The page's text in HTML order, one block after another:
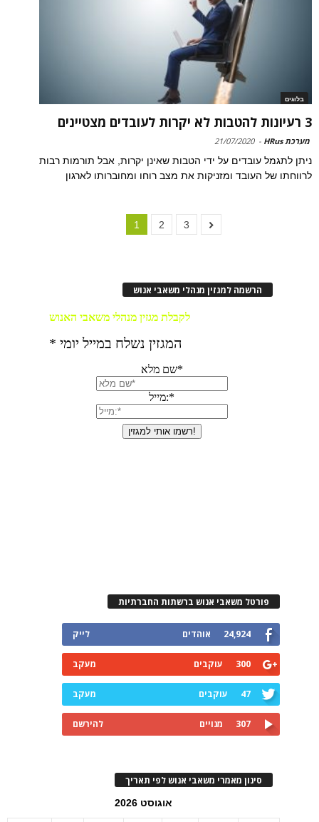
בלוגים
3 רעיונות להטבות לא יקרות לעובדים מצטיינים
מערכת HRus -
21/07/2020
ניתן לתגמל עובדים על ידי הטבות שאינן יקרות, אבל תורמות רבות
לרווחתו של העובד ומזניקות את מצב רוחו ומחוברותו לארגון
1 2 3
הרשמה למגזין מנהלי משאבי אנוש
פורטל משאבי אנוש ברשתות החברתיות
24,924 אוהדים לייק
300 עוקבים מעקב
47 עוקבים מעקב
307 מנויים להירשם
סינון מאמרי משאבי אנוש לפי תאריך
אוגוסט 2026